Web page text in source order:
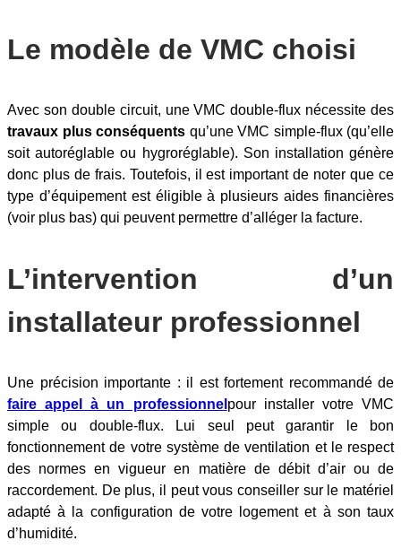
Le modèle de VMC choisi
Avec son double circuit, une VMC double-flux nécessite des
travaux plus conséquents qu’une VMC simple-flux (qu’elle
soit autoréglable ou hygroréglable). Son installation génère
donc plus de frais. Toutefois, il est important de noter que ce
type d’équipement est éligible à plusieurs aides financières
(voir plus bas) qui peuvent permettre d’alléger la facture.
L’intervention d’un
installateur professionnel
Une précision importante : il est fortement recommandé de
faire appel à un professionnel pour installer votre VMC
simple ou double-flux. Lui seul peut garantir le bon
fonctionnement de votre système de ventilation et le respect
des normes en vigueur en matière de débit d’air ou de
raccordement. De plus, il peut vous conseiller sur le matériel
adapté à la configuration de votre logement et à son taux
d’humidité.